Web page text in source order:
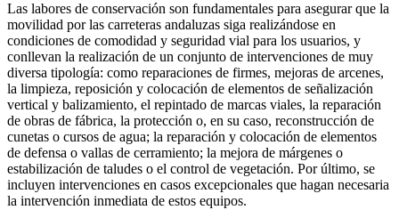
Las labores de conservación son fundamentales para asegurar que la
movilidad por las carreteras andaluzas siga realizándose en
condiciones de comodidad y seguridad vial para los usuarios, y
conllevan la realización de un conjunto de intervenciones de muy
diversa tipología: como reparaciones de firmes, mejoras de arcenes,
la limpieza, reposición y colocación de elementos de señalización
vertical y balizamiento, el repintado de marcas viales, la reparación
de obras de fábrica, la protección o, en su caso, reconstrucción de
cunetas o cursos de agua; la reparación y colocación de elementos
de defensa o vallas de cerramiento; la mejora de márgenes o
estabilización de taludes o el control de vegetación. Por último, se
incluyen intervenciones en casos excepcionales que hagan necesaria
la intervención inmediata de estos equipos.